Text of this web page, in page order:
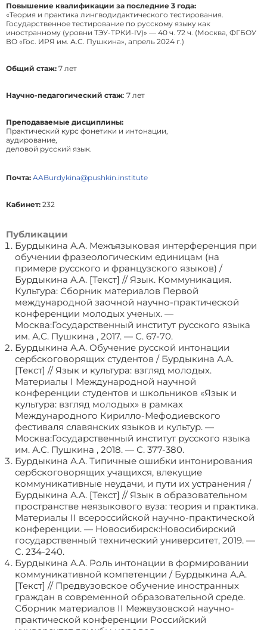
Повышение квалификации за последние 3 года:
«Теория и практика лингводидактического тестирования.
Государственное тестирование по русскому языку как
иностранному (уровни ТЭУ-ТРКИ-IV)» — 40 ч. 72 ч. (Москва, ФГБОУ
ВО «Гос. ИРЯ им. А.С. Пушкина», апрель 2024 г.)
Общий стаж: 7 лет
Научно-педагогический стаж: 7 лет
Преподаваемые дисциплины:
Практический курс фонетики и интонации,
аудирование,
деловой русский язык.
Почта: AABurdykina@pushkin.institute
Кабинет: 232
Публикации
Бурдыкина А.А. Межъязыковая интерференция при
обучении фразеологическим единицам (на
примере русского и французского языков) /
Бурдыкина А.А. [Текст] // Язык. Коммуникация.
Культура: Сборник материалов Первой
международной заочной научно-практической
конференции молодых ученых. —
Москва:Государственный институт русского языка
им. А.С. Пушкина , 2017. — С. 67-70.
Бурдыкина А.А. Обучение русской интонации
сербскоговорящих студентов / Бурдыкина А.А.
[Текст] // Язык и культура: взгляд молодых.
Материалы I Международной научной
конференции студентов и школьников «Язык и
культура: взгляд молодых» в рамках
Международного Кирилло-Мефодиевского
фестиваля славянских языков и культур. —
Москва:Государственный институт русского языка
им. А.С. Пушкина , 2018. — С. 377-380.
Бурдыкина А.А. Типичные ошибки интонирования
сербскоговорящих учащихся, влекущие
коммуникативные неудачи, и пути их устранения /
Бурдыкина А.А. [Текст] // Язык в образовательном
пространстве неязыкового вуза: теория и практика.
Материалы II всероссийской научно-практической
конференции. — Новосибирск:Новосибирский
государственный технический университет, 2019. —
С. 234-240.
Бурдыкина А.А. Роль интонации в формировании
коммуникативной компетенции / Бурдыкина А.А.
[Текст] // Предвузовское обучение иностранных
граждан в современной образовательной среде.
Сборник материалов II Межвузовской научно-
практической конференции Российский